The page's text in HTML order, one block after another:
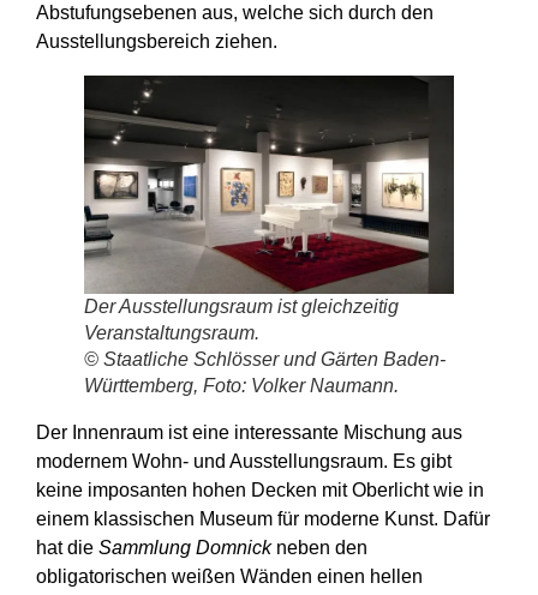
Abstufungsebenen aus, welche sich durch den
Ausstellungsbereich ziehen.
Der Ausstellungsraum ist gleichzeitig
Veranstaltungsraum.
© Staatliche Schlösser und Gärten Baden-
Württemberg, Foto: Volker Naumann.
Der Innenraum ist eine interessante Mischung aus
modernem Wohn- und Ausstellungsraum. Es gibt
keine imposanten hohen Decken mit Oberlicht wie in
einem klassischen Museum für moderne Kunst. Dafür
hat die Sammlung Domnickneben den
obligatorischen weißen Wänden einen hellen